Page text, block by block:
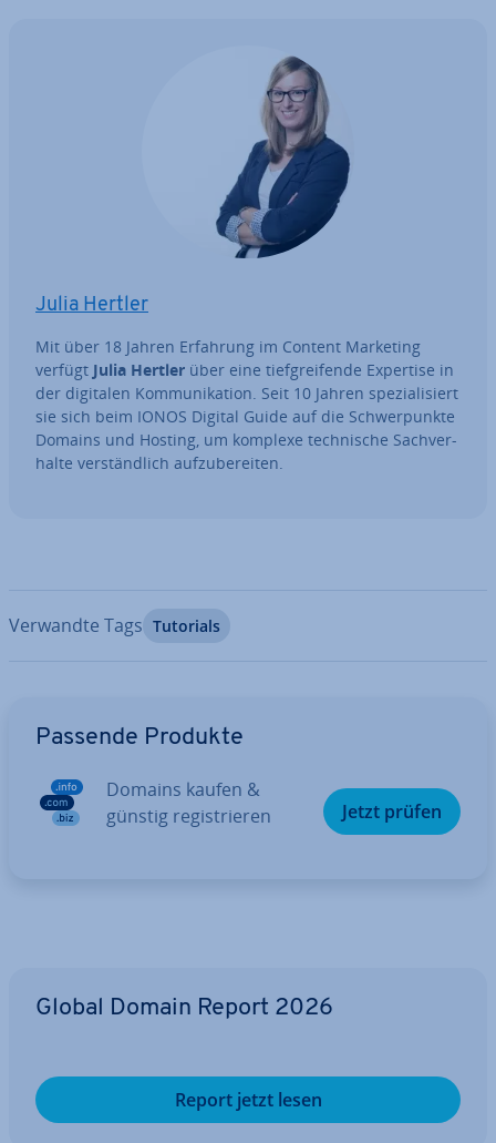
Julia Hertler
Mit über 18 Jahren Erfahrung im Content Marketing
verfügt Julia Hertler über eine tief­grei­fen­de Expertise in
der digitalen Kom­mu­ni­ka­ti­on. Seit 10 Jahren spe­zia­li­siert
sie sich beim IONOS Digital Guide auf die Schwer­punk­te
Domains und Hosting, um komplexe tech­ni­sche Sach­ver­
hal­te ver­ständ­lich auf­zu­be­rei­ten.
Verwandte Tags Tutorials
Passende Produkte
Domains kaufen &
günstig re­gis­trie­ren
Jetzt prüfen
Global Domain Report 2026
Report jetzt lesen